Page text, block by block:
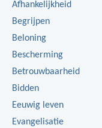
Afhankelijkheid
Begrijpen
Beloning
Bescherming
Betrouwbaarheid
Bidden
Eeuwig leven
Evangelisatie